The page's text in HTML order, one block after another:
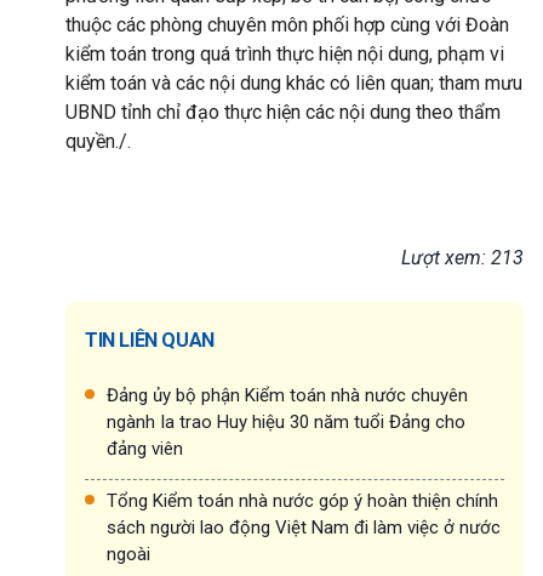
thuộc các phòng chuyên môn phối hợp cùng với Đoàn
kiểm toán trong quá trình thực hiện nội dung, phạm vi
kiểm toán và các nội dung khác có liên quan; tham mưu
UBND tỉnh chỉ đạo thực hiện các nội dung theo thẩm
quyền./.
Lượt xem: 213
TIN LIÊN QUAN
Đảng ủy bộ phận Kiểm toán nhà nước chuyên
ngành Ia trao Huy hiệu 30 năm tuổi Đảng cho
đảng viên
Tổng Kiểm toán nhà nước góp ý hoàn thiện chính
sách người lao động Việt Nam đi làm việc ở nước
ngoài